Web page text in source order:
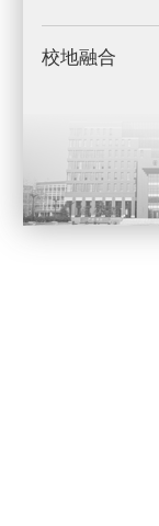
校地融合